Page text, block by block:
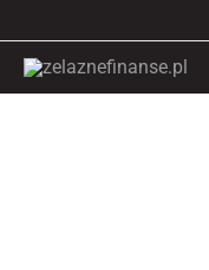
treści